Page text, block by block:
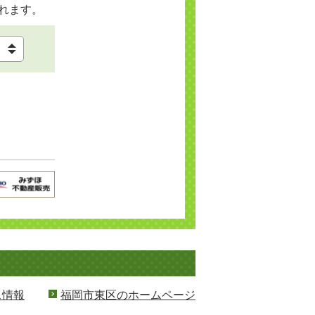
ます。
報 福岡市東区のホームページ